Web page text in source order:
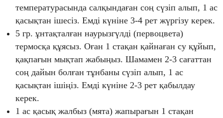
температурасында салқындаған соң сүзіп алып, 1 ас
қасықтан ішесіз. Емді күніне 3-4 рет жүргізу керек.
5 гр. ұнтақталған наурызгүлді (первоцвета)
термосқа құясыз. Оған 1 стақан қайнаған су құйып,
қақпағын мықтап жабыңыз. Шамамен 2-3 сағаттан
соң дайын болған тұнбаны сүзіп алып, 1 ас
қасықтан ішіңіз. Емді күніне 2-3 рет қабылдау
керек.
1 ас қасық жалбыз (мята) жапырағын 1 стақан